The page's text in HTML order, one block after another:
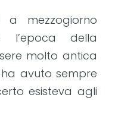
mezzogiorno
l’epoca della
molto antica
avuto sempre
esisteva agli